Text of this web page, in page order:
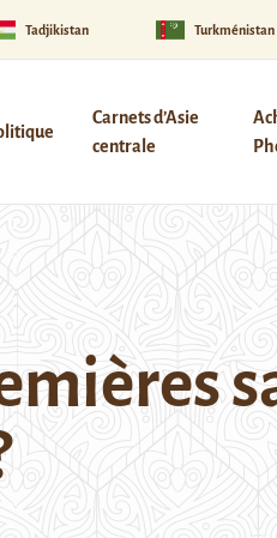
Tadjikistan Turkménistan
Carnets d’Asie
centrale